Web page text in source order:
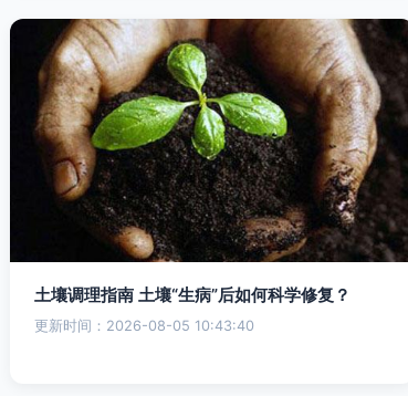
土壤调理指南 土壤“生病”后如何科学修复？
更新时间：2026-08-05 10:43:40